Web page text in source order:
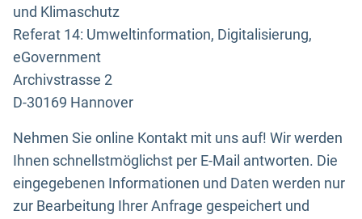
und Klimaschutz
Referat 14: Umweltinformation, Digitalisierung,
eGovernment
Archivstrasse 2
D-30169 Hannover
Nehmen Sie online Kontakt mit uns auf! Wir werden
Ihnen schnellstmöglichst per E-Mail antworten. Die
eingegebenen Informationen und Daten werden nur
zur Bearbeitung Ihrer Anfrage gespeichert und